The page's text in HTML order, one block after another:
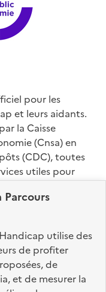
Parcours
utilise des
de profiter
de
et de mesurer la
pour les
et leurs aidants.
la Caisse
(Cnsa) en
(CDC), toutes
utiles pour
démarches,
legifrance.gouv.fr